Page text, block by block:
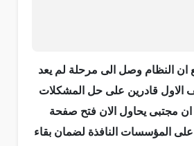
النظام وصل الى مرحلة لم يعد
الاول قادرين على حل المشكلات
ان مجتبى يحاول الان فتح صفحة
على المؤسسات النافذة لضمان بقاء